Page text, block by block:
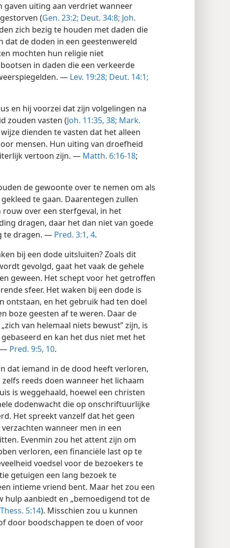
gaven uiting aan verdriet wanneer
(Gen. 23:2; Deut. 34:8; Joh.
zich bezig te houden met daden die
de doden in een geestenwereld
mochten hun religie niet
in daden die een verkeerde
— Lev. 19:28; Deut. 14:1;
en hij voorzei dat zijn volgelingen na
zouden vasten (Joh. 11:35, 38; Mark.
dienden te vasten dat het alleen
mensen. Hun uiting van droefheid
vertoon zijn. — Matth. 6:16-18;
de gewoonte over te nemen om als
te gaan. Daarentegen zullen
over een sterfgeval, in het
dragen, daar het dan niet van goede
te dragen. — Pred. 3:1, 4.
bij een dode uitsluiten? Zoals dit
gevolgd, gaat het vaak de gehele
geween. Het schept voor het getroffen
sfeer. Het waken bij een dode is
ontstaan, en het gebruik had ten doel
boze geesten af te weren. Daar de
van helemaal niets bewust” zijn, is
en kan het dus niet met het
— Pred. 9:5, 10.
dat iemand in de dood heeft verloren,
reeds doen wanneer het lichaam
is weggehaald, hoewel een christen
dodenwacht die op onschriftuurlijke
Het spreekt vanzelf dat het geen
wanneer men in een
Evenmin zou het attent zijn om
verloren, een financiële last op te
voedsel voor de bezoekers te
getuigen een lang bezoek te
intieme vriend bent. Maar het zou een
hulp aanbiedt en „bemoedigend tot de
5:14). Misschien zou u kunnen
door boodschappen te doen of voor